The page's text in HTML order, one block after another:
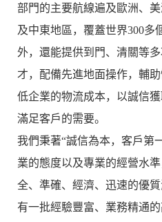
部門的主要航線遍及歐洲、
及中東地區，覆蓋世界300多
外，還能提供到門、清關等
才，配備先進地面操作，輔
低企業的物流成本，以誠信
滿足客戶的需要。
我們秉著“誠信為本，客戶第
業的態度以及專業的經營水
全、準確、經濟、迅速的優
有一批經驗豐富、業務精通